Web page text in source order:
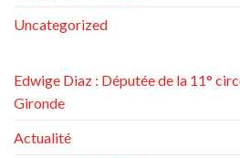
Uncategorized
Edwige Diaz : Députée de la 11°
Gironde
Actualité